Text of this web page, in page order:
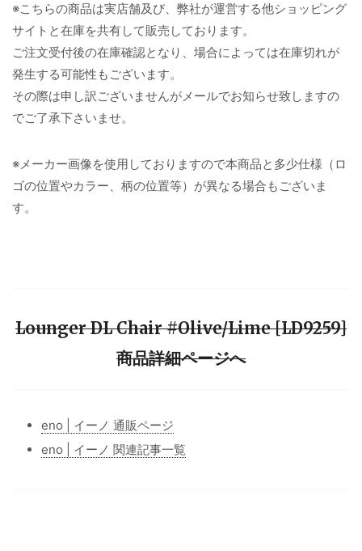
※こちらの商品は実店舗及び、弊社が運営する他ショッピング
サイトと在庫を共有して販売しております。
ご注文受付後の在庫確認となり、場合によっては在庫切れが
発生する可能性もございます。
その際は申し訳ございませんがメールでお知らせ致しますの
でご了承下さいませ。
※メーカー画像を使用しておりますので本商品と多少仕様（ロ
ゴの位置やカラー、柄の位置等）が異なる場合もございま
す。
Lounger DL Chair #Olive/Lime [LD9259]
商品詳細ページへ
eno | イーノ 通販ページ
eno | イーノ 関連記事一覧